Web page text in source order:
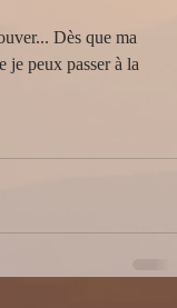
Dès que ma
je peux passer à la